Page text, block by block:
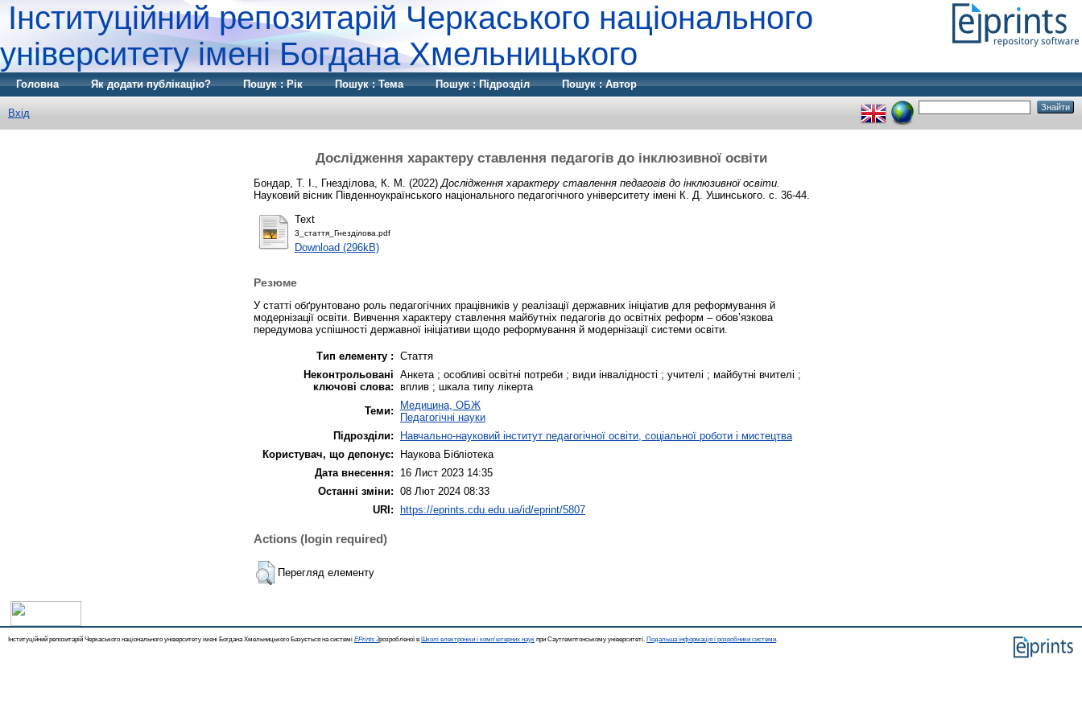
Інституційний репозитарій Черкаського національного
університету імені Богдана Хмельницького
Головна Як додати публікацію? Пошук : Рік Пошук : Тема Пошук : Підрозділ Пошук : Автор
Вхід
Дослідження характеру ставлення педагогів до інклюзивної освіти
Бондар, Т. І. Гнезділова, К. М. (2022) Дослідження характеру ставлення педагогів до інклюзивної освіти.
Науковий вісник Південноукраїнського національного педагогічного університету імені К. Д. Ушинського. с. 36-44.
Text
3_стаття_Гнезділова.pdf
Download (296kB)
Резюме
У статті обґрунтовано роль педагогічних працівників у реалізації державних ініціатив для реформування й
модернізації освіти. Вивчення характеру ставлення майбутніх педагогів до освітніх реформ – обов’язкова
передумова успішності державної ініціативи щодо реформування й модернізації системи освіти.
Тип елементу : Стаття
Неконтрольовані
ключові слова:
Анкета ; особливі освітні потреби ; види інвалідності ; учителі ; майбутні вчителі ;
вплив ; шкала типу лікерта
Теми:
Медицина, ОБЖ
Педагогічні науки
Підрозділи:
Навчально-науковий інститут педагогічної освіти, соціальної роботи і мистецтва
Користувач, що депонує:
Наукова Бібліотека
Дата внесення:
16 Лист 2023 14:35
Останні зміни: 08 Лют 2024 08:33
URI: https://eprints.cdu.edu.ua/id/eprint/5807
Actions (login required)
Перегляд елементу
Інституційний репозитарій Черкаського національного університету імені Богдана Хмельницького Базується на системі EPrints 3розробленої в Школі електроніки і комп'ютерних наук при Саутгемптонському університеті. Подальша інформація і розробники системи